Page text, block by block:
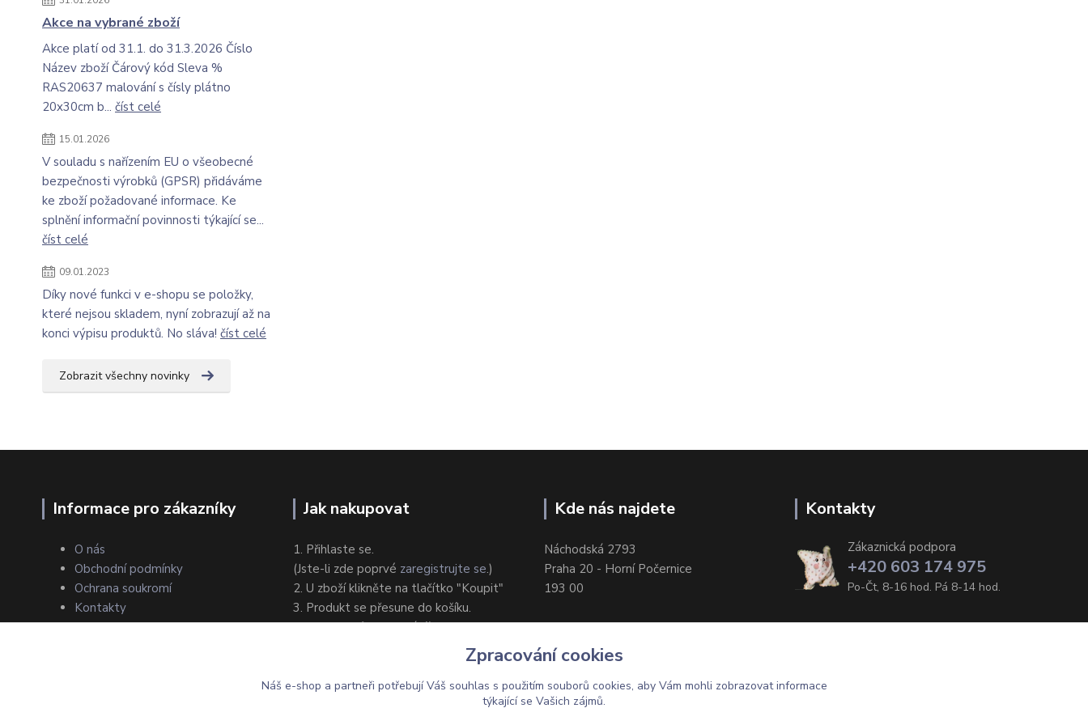
Akce na vybrané zboží
Akce platí od 31.1. do 31.3.2026 Číslo
Název zboží Čárový kód Sleva %
RAS20637 malování s čísly plátno
20x30cm b... číst celé
15.01.2026
V souladu s nařízením EU o všeobecné
bezpečnosti výrobků (GPSR) přidáváme
ke zboží požadované informace. Ke
splnění informační povinnosti týkající se...
číst celé
09.01.2023
Díky nové funkci v e-shopu se položky,
které nejsou skladem, nyní zobrazují až na
konci výpisu produktů. No sláva! číst celé
Zobrazit všechny novinky
Informace pro zákazníky
O nás
Obchodní podmínky
Ochrana soukromí
Kontakty
Jak nakupovat
1. Přihlaste se.
(Jste-li zde poprvé zaregistrujte se.)
2. U zboží klikněte na tlačítko "Koupit"
3. Produkt se přesune do košíku.
4. Zvolte způsob dodání/platby.
Kde nás najdete
Náchodská 2793
Praha 20 - Horní Počernice
193 00
Kontakty
Zákaznická podpora
+420 603 174 975
Po-Čt, 8-16 hod. Pá 8-14 hod.
Zpracování cookies
Náš e-shop a partneři potřebují Váš souhlas s použitím souborů cookies, aby Vám mohli zobrazovat informace
týkající se Vašich zájmů.